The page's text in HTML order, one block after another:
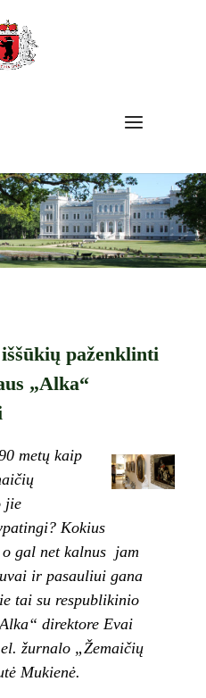
paženklinti
„Alka“
metų kaip
jie
Kokius
gal net kalnus jam
ir pasauliui gana
tai su respublikinio
direktore Evai
žurnalo „Žemaičių
Mukienė.